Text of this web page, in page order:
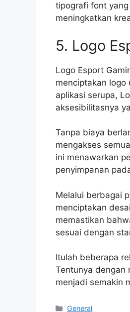
tipografi font
meningkatkan
5. Logo
Logo Esport
menciptakan logo
aplikasi serupa,
aksesibilitasnya
Tanpa biaya
mengakses
ini menawarkan
penyimpanan
Melalui berbagai
menciptakan
memastikan
sesuai dengan
Itulah beberapa
Tentunya dengan
menjadi semakin
Categories
General